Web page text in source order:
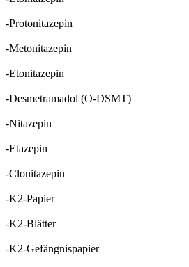
-Protonitazepin
-Metonitazepin
-Etonitazepin
-Desmetramadol (O-DSMT)
-Nitazepin
-Etazepin
-Clonitazepin
-K2-Papier
-K2-Blätter
-K2-Gefängnispapier